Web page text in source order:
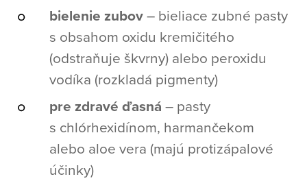
bielenie zubov– bieliace zubné pasty
s obsahom oxidu kremičitého
(odstraňuje škvrny) alebo peroxidu
vodíka (rozkladá pigmenty)
pre zdravé ďasná – pasty
s chlórhexidínom, harmančekom
alebo aloe vera (majú protizápalové
účinky)